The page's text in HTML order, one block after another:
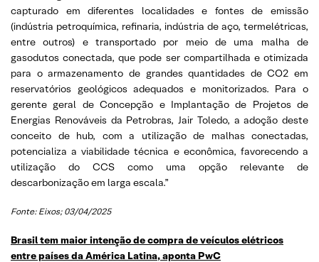
capturado em diferentes localidades e fontes de emissão
(indústria petroquímica, refinaria, indústria de aço, termelétricas,
entre outros) e transportado por meio de uma malha de
gasodutos conectada, que pode ser compartilhada e otimizada
para o armazenamento de grandes quantidades de CO2 em
reservatórios geológicos adequados e monitorizados. Para o
gerente geral de Concepção e Implantação de Projetos de
Energias Renováveis da Petrobras, Jair Toledo, a adoção deste
conceito de hub, com a utilização de malhas conectadas,
potencializa a viabilidade técnica e econômica, favorecendo a
utilização do CCS como uma opção relevante de
descarbonização em larga escala.”
Fonte: Eixos; 03/04/2025
Brasil tem maior intenção de compra de veículos elétricos
entre países da América Latina, aponta PwC